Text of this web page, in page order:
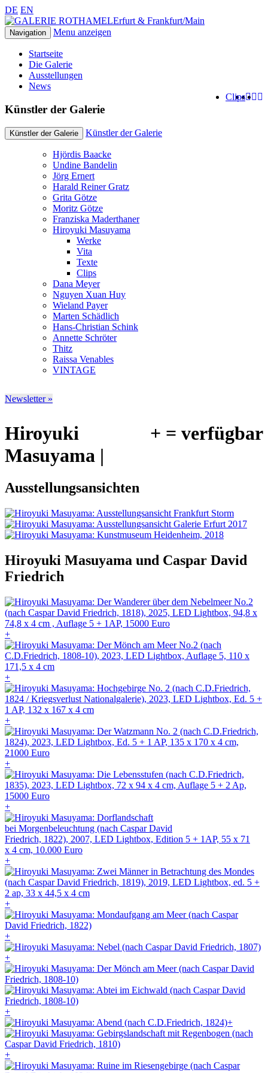
DE EN
Erfurt & Frankfurt/Main
Navigation Menu anzeigen
Startseite
Die Galerie
Ausstellungen
News
Clips
Künstler der Galerie
Künstler der Galerie Künstler der Galerie
Hjördis Baacke
Undine Bandelin
Jörg Ernert
Harald Reiner Gratz
Grita Götze
Moritz Götze
Franziska Maderthaner
Hiroyuki Masuyama
Werke
Vita
Texte
Clips
Dana Meyer
Nguyen Xuan Huy
Wieland Payer
Marten Schädlich
Hans-Christian Schink
Annette Schröter
Thitz
Raissa Venables
VINTAGE
Newsletter »
+ = verfügbar
Hiroyuki
Masuyama |
Ausstellungsansichten
Hiroyuki Masuyama und Caspar David
Friedrich
+
+
+
+
+
+
+
+
+
+
+
+